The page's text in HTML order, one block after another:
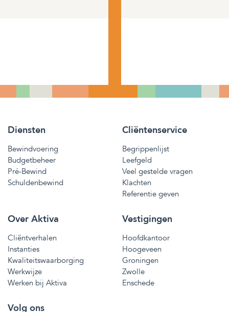
Diensten
Bewindvoering
Budgetbeheer
Pré-Bewind
Schuldenbewind
Cliëntenservice
Begrippenlijst
Leefgeld
Veel gestelde vragen
Klachten
Referentie geven
Over Aktiva
Cliëntverhalen
Instanties
Kwaliteitswaarborging
Werkwijze
Werken bij Aktiva
Vestigingen
Hoofdkantoor
Hoogeveen
Groningen
Zwolle
Enschede
Volg ons